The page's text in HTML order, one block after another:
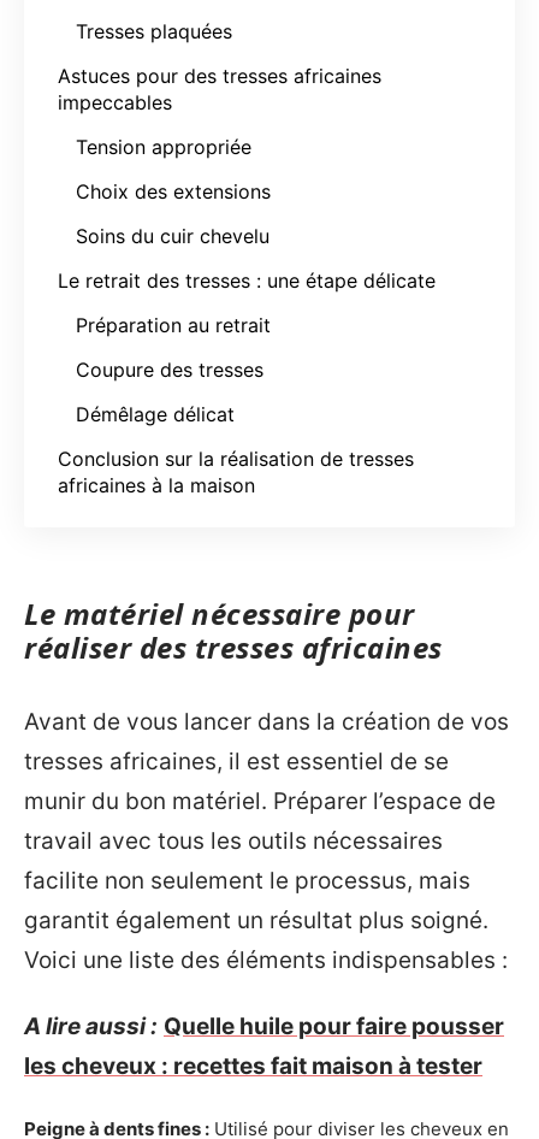
Tresses plaquées
Astuces pour des tresses africaines
impeccables
Tension appropriée
Choix des extensions
Soins du cuir chevelu
Le retrait des tresses : une étape délicate
Préparation au retrait
Coupure des tresses
Démêlage délicat
Conclusion sur la réalisation de tresses
africaines à la maison
Le matériel nécessaire pour
réaliser des tresses africaines
Avant de vous lancer dans la création de vos
tresses africaines, il est essentiel de se
munir du bon matériel. Préparer l’espace de
travail avec tous les outils nécessaires
facilite non seulement le processus, mais
garantit également un résultat plus soigné.
Voici une liste des éléments indispensables :
A lire aussi : Quelle huile pour faire pousser
les cheveux : recettes fait maison à tester
Peigne à dents fines : Utilisé pour diviser les cheveux en